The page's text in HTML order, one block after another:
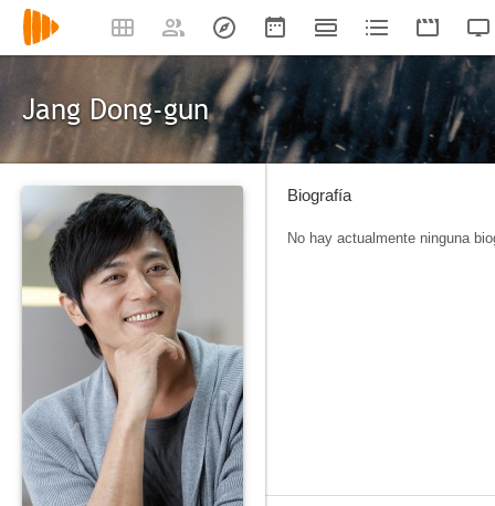
Jang Dong-gun
Biografía
No hay actualmente ninguna